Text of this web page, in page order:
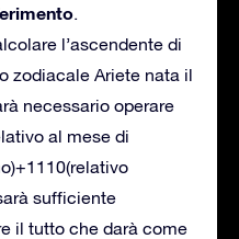
.
l’ascendente di
zodiacale Ariete nata il
necessario operare
al mese di
sufficiente
il tutto che darà come